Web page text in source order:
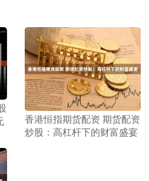
​香港恒指期货配资 期货配资
炒股：高杠杆下的财富盛宴